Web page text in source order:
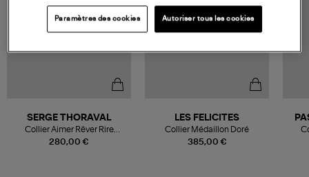
280,00 €
SERGE THORAVAL
Collier Aimer Rêver Rire
Vermeil
385,00 €
LES FELICITES
Collier Médaillon Doré
Paramètres des cookies Autoriser tous les cookies